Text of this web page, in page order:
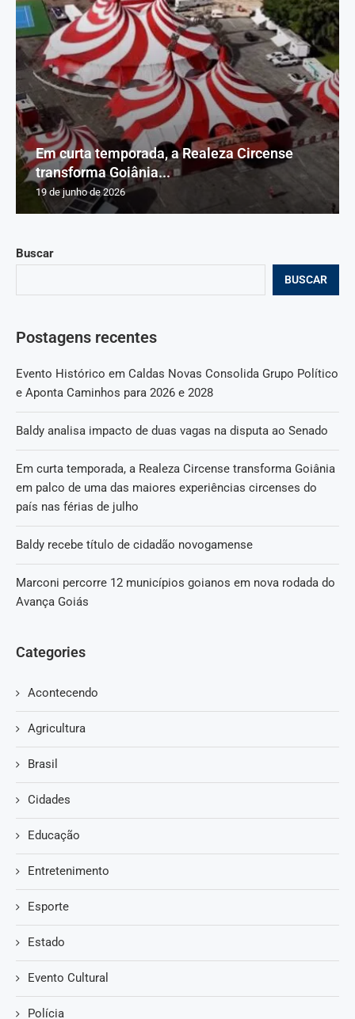
Buscar
BUSCAR
Postagens recentes
Evento Histórico em Caldas Novas Consolida Grupo Político
e Aponta Caminhos para 2026 e 2028
Baldy analisa impacto de duas vagas na disputa ao Senado
Em curta temporada, a Realeza Circense transforma Goiânia
em palco de uma das maiores experiências circenses do
país nas férias de julho
Baldy recebe título de cidadão novogamense
Marconi percorre 12 municípios goianos em nova rodada do
Avança Goiás
Categories
Acontecendo
Agricultura
Brasil
Cidades
Educação
Entretenimento
Esporte
Estado
Evento Cultural
Polícia
Em curta temporada, a Realeza Circense
transforma Goiânia...
19 de junho de 2026